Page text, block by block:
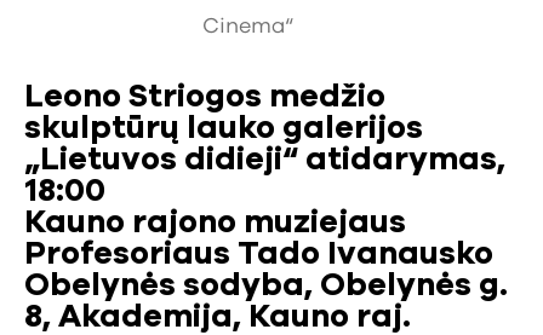
Cinema“
Leono Striogos medžio
skulptūrų lauko galerijos
„Lietuvos didieji“ atidarymas,
18:00
Kauno rajono muziejaus
Profesoriaus Tado Ivanausko
Obelynės sodyba, Obelynės g.
8, Akademija, Kauno raj.